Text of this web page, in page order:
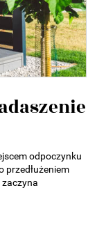
odpoczynku
przedłużeniem